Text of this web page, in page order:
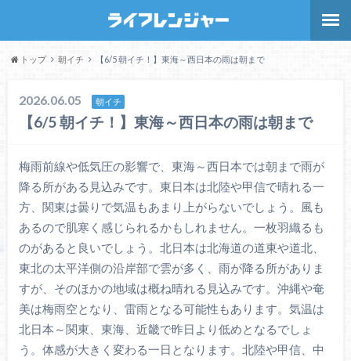
トップ 朝イチ 【6/5 朝イチ！】東海～西日本の雨は朝まで
2026.06.05 朝イチ
【6/5 朝イチ！】東海～西日本の雨は朝まで
梅雨前線や低気圧の影響で、東海～西日本では朝まで雨が
降る所がある見込みです。東日本は北陸や甲信で晴れる一
方、関東は曇りで気温もあまり上がらないでしょう。風も
あるので肌寒く感じられるかもしれません。一枚羽織るも
のがあると良いでしょう。北日本は北海道の道東や道北、
東北の太平洋側の沿岸部で雲が多く、雨が降る所がありま
すが、そのほかの地域は概ね晴れる見込みです。沖縄や奄
美は梅雨空となり、雷雨となる可能性もあります。気温は
北日本～関東、東海、近畿で昨日より低めとなるでしょ
う。体感が大きく変わる一日となります。北陸や甲信、中